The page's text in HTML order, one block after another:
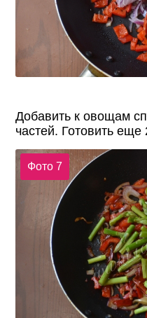
Добавить к овощам
частей. Готовить
Фото 7